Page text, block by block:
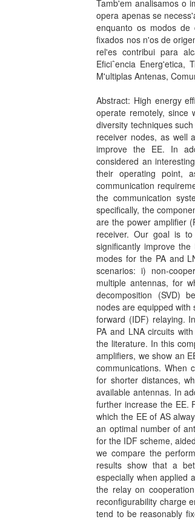
Tamb'em analisamos o
opera apenas se
enquanto os modos de
fixados nos n'os de
rel'es contribui para
Eficiˆencia Energ'etica,
M'ultiplas Antenas,
Abstract: High energy
operate remotely, since
diversity techniques
receiver nodes, as well
improve the EE. In
considered an
their operating point,
communication
the communication
specifically, the
are the power amplifier
receiver. Our goal is
significantly improve
modes for the PA and
scenarios: i) non-
multiple antennas, for
decomposition (SVD)
nodes are equipped
forward (IDF) relaying.
PA and LNA circuits
the literature. In this
amplifiers, we show an
communications. When
for shorter distances,
available antennas. In
further increase the EE.
which the EE of AS
an optimal number of
for the IDF scheme,
we compare the
results show that a
especially when applied
the relay on
reconfigurability charge
tend to be reasonably